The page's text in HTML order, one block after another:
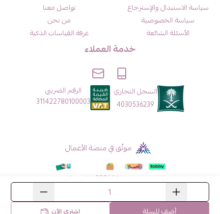
أضف للسلة اشتري الآن
سياسة الاستبدال والإسترجاع
سياسة الخصوصية
الأسئلة الشائعة
تواصل معنا
من نحن
غرفة القياسات الذكية
خدمة العملاء
السجل التجاري
4030536239
الرقم الضريبي
311422780100003
موثّق في منصة الأعمال
الحقوق محفوظة | 2026 هايدي فاشن